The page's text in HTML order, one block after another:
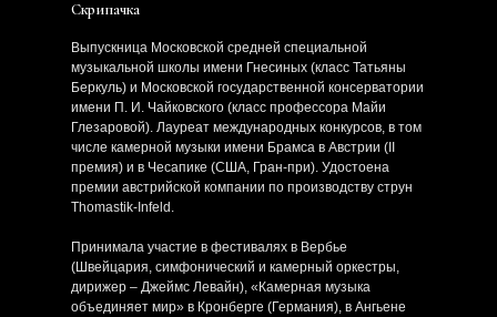
Выпускница Московской средней специальной
музыкальной школы имени Гнесиных (класс Татьяны
Беркуль) и Московской государственной консерватории
имени П. И. Чайковского (класс профессора Майи
Глезаровой). Лауреат международных конкурсов, в том
числе камерной музыки имени Брамса в Австрии (II
премия) и в Чесапике (США, Гран-при). Удостоена
премии австрийской компании по производству струн
Thomastik-Infeld.
Принимала участие в фестивалях в Вербье
(Швейцария, симфонический и камерный оркестры,
дирижер – Джеймс Левайн), «Камерная музыка
объединяет мир» в Кронберге (Германия), в Ангьене
Скрипачка